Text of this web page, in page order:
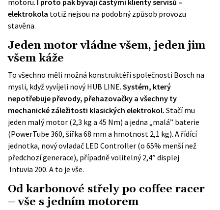
motoru. I proto pak bývají častými klienty servisů –
elektrokola totiž nejsou na podobný způsob provozu
stavěna.
Jeden motor vládne všem, jeden jim
všem káže
To všechno měli možná konstruktéři společnosti Bosch na
mysli, když vyvíjeli nový HUB LINE. Systém, který
nepotřebuje převody, přehazovačky a všechny ty
mechanické záležitosti klasických elektrokol. Stačí mu
jeden malý motor (2,3 kg a 45 Nm) a jedna „malá” baterie
(PowerTube 360, šířka 68 mm a hmotnost 2,1 kg). A řídící
jednotka, nový ovladač LED Controller (o 65% menší než
předchozí generace), případně volitelný 2,4” displej
Intuvia 200. A to je vše.
Od karbonové střely po coffee racer
– vše s jedním motorem